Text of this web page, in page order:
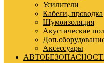
Усилители
Кабели, проводка
Шумоизоляция
Акустические
Аксессуары